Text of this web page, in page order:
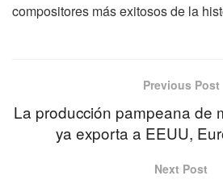
compositores más exitosos de la
Previous Post
La producción pampeana de
ya exporta a EEUU,
Next Post